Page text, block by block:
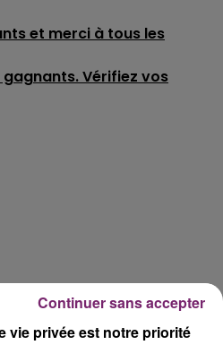
et merci à tous les
Vérifiez vos
vie privée est notre priorité
Continuer sans accepter